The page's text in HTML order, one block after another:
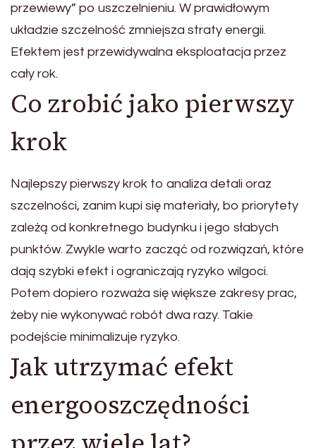
przewiewy” po uszczelnieniu. W prawidłowym
układzie szczelność zmniejsza straty energii.
Efektem jest przewidywalna eksploatacja przez
cały rok.
Co zrobić jako pierwszy
krok
Najlepszy pierwszy krok to analiza detali oraz
szczelności, zanim kupi się materiały, bo priorytety
zależą od konkretnego budynku i jego słabych
punktów. Zwykle warto zacząć od rozwiązań, które
dają szybki efekt i ograniczają ryzyko wilgoci.
Potem dopiero rozważa się większe zakresy prac,
żeby nie wykonywać robót dwa razy. Takie
podejście minimalizuje ryzyko.
Jak utrzymać efekt
energooszczędności